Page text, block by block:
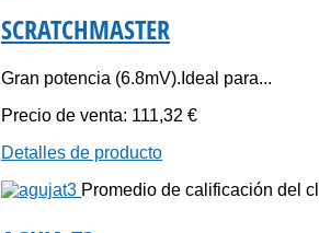
SCRATCHMASTER
Gran potencia (6.8mV).Ideal para...
Precio de venta: 111,32 €
Detalles de producto
Promedio de calificación del